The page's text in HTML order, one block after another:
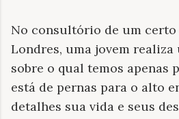
No consultório de um certo
Londres, uma jovem
sobre o qual temos apenas
está de pernas para o alto
detalhes sua vida e seus